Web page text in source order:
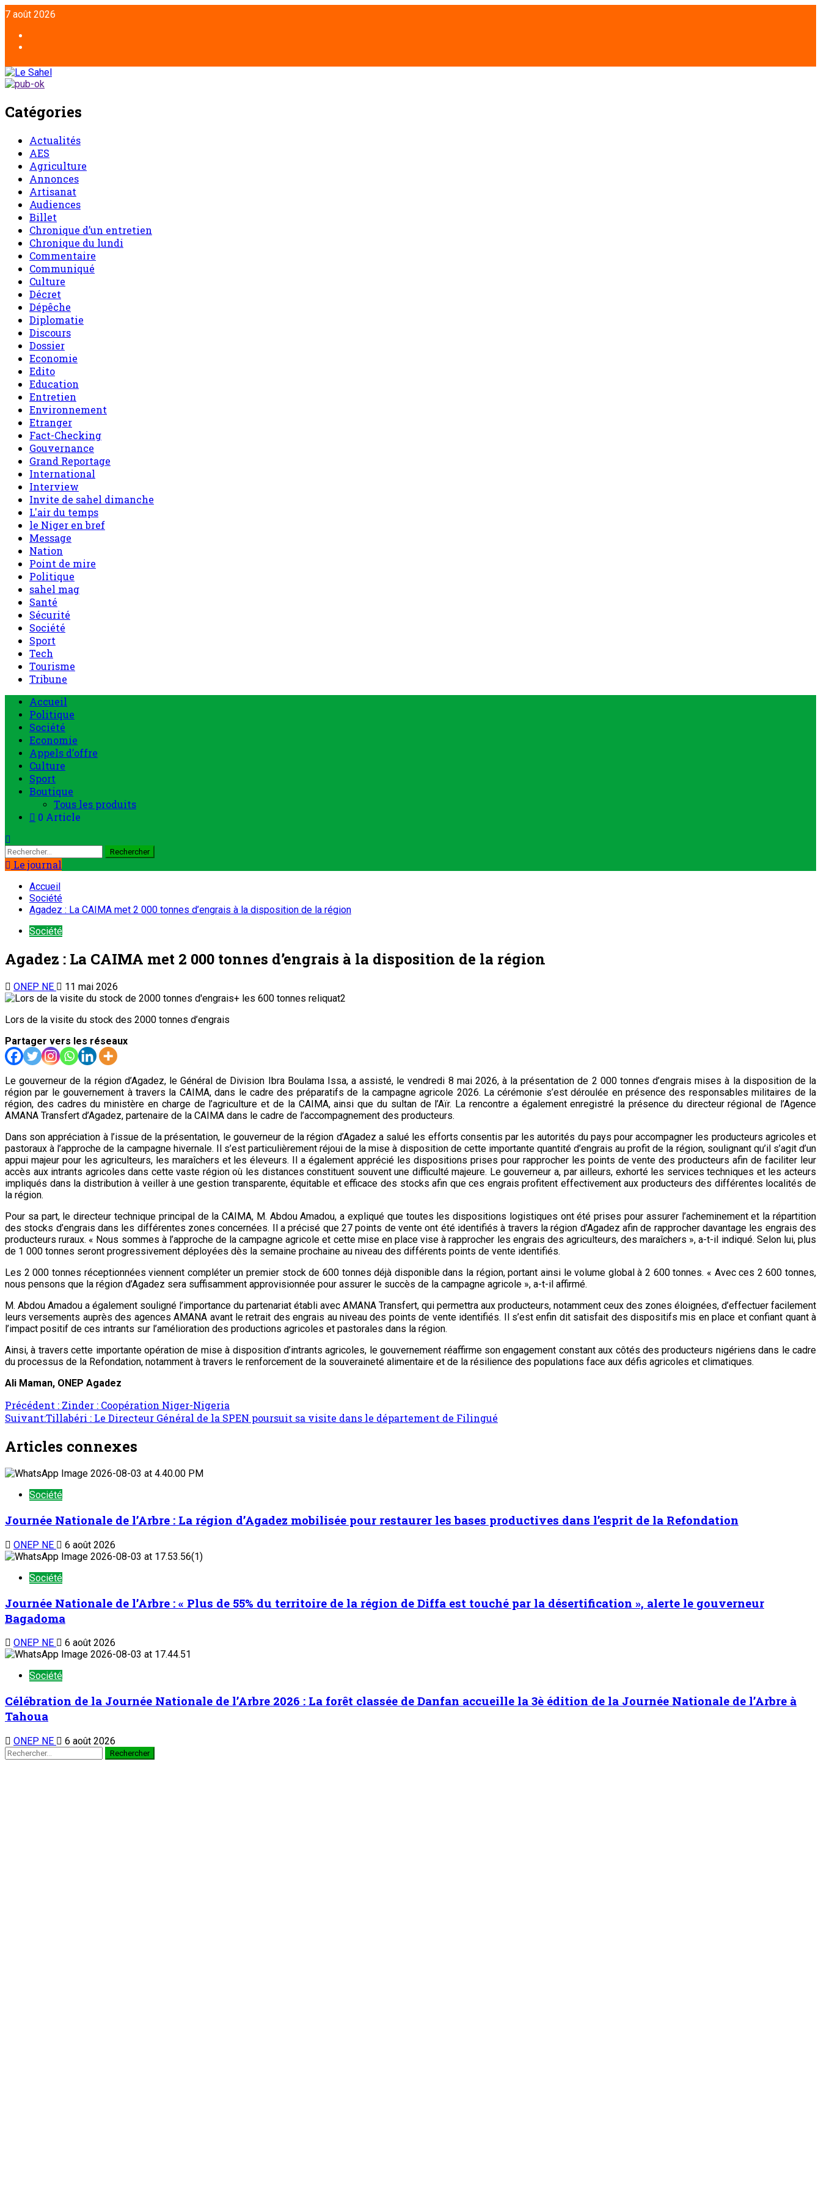
Aller
au
contenu
7 août 2026
Catégories
Actualités
AES
Agriculture
Annonces
Artisanat
Audiences
Billet
Chronique d’un entretien
Chronique du lundi
Commentaire
Communiqué
Culture
Décret
Dépêche
Diplomatie
Discours
Dossier
Economie
Edito
Education
Entretien
Environnement
Etranger
Fact-Checking
Gouvernance
Grand Reportage
International
Interview
Invite de sahel dimanche
L'air du temps
le Niger en bref
Message
Nation
Point de mire
Politique
sahel mag
Santé
Sécurité
Société
Sport
Tech
Tourisme
Tribune
Menu
principal
Accueil
Politique
Société
Economie
Appels d’offre
Culture
Sport
Boutique
Tous les produits
0 Article
Rechercher :
Le journal
Accueil
Société
Agadez : La CAIMA met 2 000 tonnes d’engrais à la disposition de la région
Société
Agadez : La CAIMA met 2 000 tonnes d’engrais à la disposition de la région
ONEP NE 11 mai 2026
Lors de la visite du stock des 2000 tonnes d’engrais
Partager vers les réseaux
Le gouverneur de la région d’Agadez, le Général de Division Ibra Boulama Issa, a assisté, le vendredi 8 mai 2026, à la présentation de 2 000 tonnes d’engrais mises à la disposition de la
région par le gouvernement à travers la CAIMA, dans le cadre des préparatifs de la campagne agricole 2026. La cérémonie s’est déroulée en présence des responsables militaires de la
région, des cadres du ministère en charge de l’agriculture et de la CAIMA, ainsi que du sultan de l’Aïr. La rencontre a également enregistré la présence du directeur régional de l’Agence
AMANA Transfert d’Agadez, partenaire de la CAIMA dans le cadre de l’accompagnement des producteurs.
Dans son appréciation à l’issue de la présentation, le gouverneur de la région d’Agadez a salué les efforts consentis par les autorités du pays pour accompagner les producteurs agricoles et
pastoraux à l’approche de la campagne hivernale. Il s’est particulièrement réjoui de la mise à disposition de cette importante quantité d’engrais au profit de la région, soulignant qu’il s’agit d’un
appui majeur pour les agriculteurs, les maraîchers et les éleveurs. Il a également apprécié les dispositions prises pour rapprocher les points de vente des producteurs afin de faciliter leur
accès aux intrants agricoles dans cette vaste région où les distances constituent souvent une difficulté majeure. Le gouverneur a, par ailleurs, exhorté les services techniques et les acteurs
impliqués dans la distribution à veiller à une gestion transparente, équitable et efficace des stocks afin que ces engrais profitent effectivement aux producteurs des différentes localités de
la région.
Pour sa part, le directeur technique principal de la CAIMA, M. Abdou Amadou, a expliqué que toutes les dispositions logistiques ont été prises pour assurer l’acheminement et la répartition
des stocks d’engrais dans les différentes zones concernées. Il a précisé que 27 points de vente ont été identifiés à travers la région d’Agadez afin de rapprocher davantage les engrais des
producteurs ruraux. « Nous sommes à l’approche de la campagne agricole et cette mise en place vise à rapprocher les engrais des agriculteurs, des maraîchers », a-t-il indiqué. Selon lui, plus
de 1 000 tonnes seront progressivement déployées dès la semaine prochaine au niveau des différents points de vente identifiés.
Les 2 000 tonnes réceptionnées viennent compléter un premier stock de 600 tonnes déjà disponible dans la région, portant ainsi le volume global à 2 600 tonnes. « Avec ces 2 600 tonnes,
nous pensons que la région d’Agadez sera suffisamment approvisionnée pour assurer le succès de la campagne agricole », a-t-il affirmé.
M. Abdou Amadou a également souligné l’importance du partenariat établi avec AMANA Transfert, qui permettra aux producteurs, notamment ceux des zones éloignées, d’effectuer facilement
leurs versements auprès des agences AMANA avant le retrait des engrais au niveau des points de vente identifiés. Il s’est enfin dit satisfait des dispositifs mis en place et confiant quant à
l’impact positif de ces intrants sur l’amélioration des productions agricoles et pastorales dans la région.
Ainsi, à travers cette importante opération de mise à disposition d’intrants agricoles, le gouvernement réaffirme son engagement constant aux côtés des producteurs nigériens dans le cadre
du processus de la Refondation, notamment à travers le renforcement de la souveraineté alimentaire et de la résilience des populations face aux défis agricoles et climatiques.
Ali Maman, ONEP Agadez
Navigation
d’article
Précédent : Zinder : Coopération Niger-Nigeria
Suivant:Tillabéri : Le Directeur Général de la SPEN poursuit sa visite dans le département de Filingué
Articles connexes
Société
Journée Nationale de l’Arbre : La région d’Agadez mobilisée pour restaurer les bases productives dans l’esprit de la Refondation
ONEP NE 6 août 2026
Société
Journée Nationale de l’Arbre : « Plus de 55% du territoire de la région de Diffa est touché par la désertification », alerte le gouverneur
Bagadoma
ONEP NE 6 août 2026
Société
Célébration de la Journée Nationale de l’Arbre 2026 : La forêt classée de Danfan accueille la 3è édition de la Journée Nationale de l’Arbre à
Tahoua
ONEP NE
6 août 2026
Rechercher :